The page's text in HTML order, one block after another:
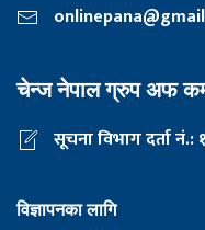
चेन्ज नेपाल ग्रुप अफ
सूचना विभाग दर्ता
विज्ञापनका लागि